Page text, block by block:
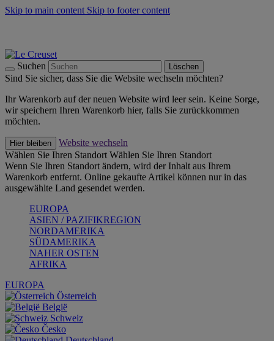
Skip to main content Skip to footer content
Suchen Löschen
Sind Sie sicher, dass Sie die Website wechseln möchten?
Ihr Warenkorb auf der neuen Website wird leer sein. Keine Sorge,
wir speichern Ihren Warenkorb hier, falls Sie zurückkommen
möchten.
Hier bleiben
Website wechseln
Wählen Sie Ihren Standort Wählen Sie Ihren Standort
Wenn Sie Ihren Standort ändern, wird der Inhalt aus Ihrem
Warenkorb entfernt. Online gekaufte Artikel können nur in das
ausgewählte Land gesendet werden.
EUROPA
ASIEN / PAZIFIKREGION
NORDAMERIKA
SÜDAMERIKA
NAHER OSTEN
AFRIKA
EUROPA
Österreich
België
Schweiz
Česko